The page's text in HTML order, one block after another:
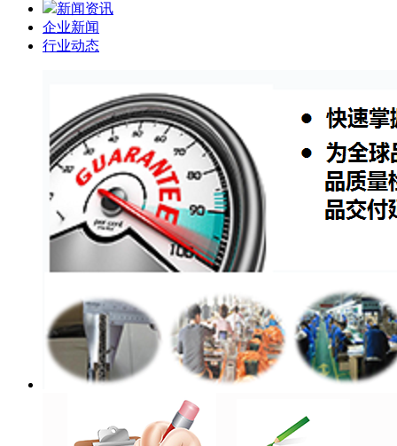
新闻资讯
企业新闻
行业动态